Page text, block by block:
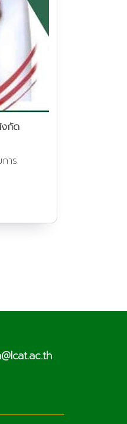
งกัด
าร
พันธ์
กษตรและ